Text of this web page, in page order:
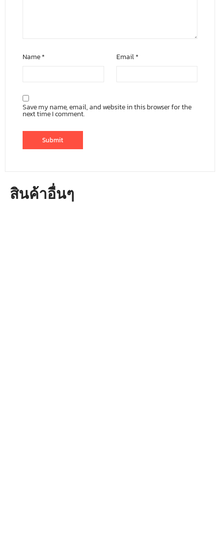
Name* Email*
Save my name, email, and website in this browser for the
next time I comment.
สินค้าอื่นๆ